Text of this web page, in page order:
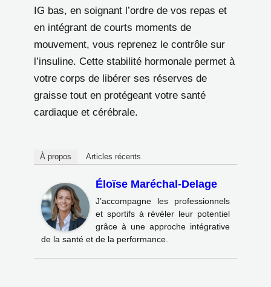
IG bas, en soignant l’ordre de vos repas et
en intégrant de courts moments de
mouvement, vous reprenez le contrôle sur
l’insuline. Cette stabilité hormonale permet à
votre corps de libérer ses réserves de
graisse tout en protégeant votre santé
cardiaque et cérébrale.
À propos Articles récents
Éloïse Maréchal-Delage
J’accompagne les professionnels
et sportifs à révéler leur potentiel
grâce à une approche intégrative
de la santé et de la performance.